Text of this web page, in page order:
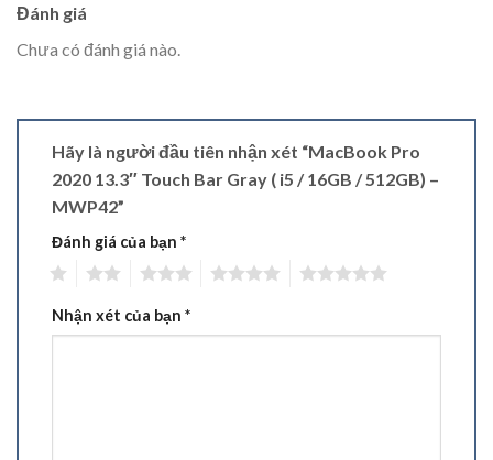
Đánh giá
Chưa có đánh giá nào.
Hãy là người đầu tiên nhận xét “MacBook Pro
2020 13.3″ Touch Bar Gray ( i5 / 16GB / 512GB) –
MWP42”
Đánh giá của bạn *
Nhận xét của bạn *